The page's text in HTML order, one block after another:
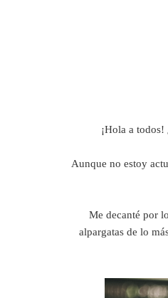
¡Hola a
Aunque no estoy
Me decanté por
alpargatas de lo